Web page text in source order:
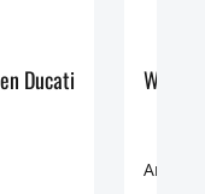
Ducati
Art.-